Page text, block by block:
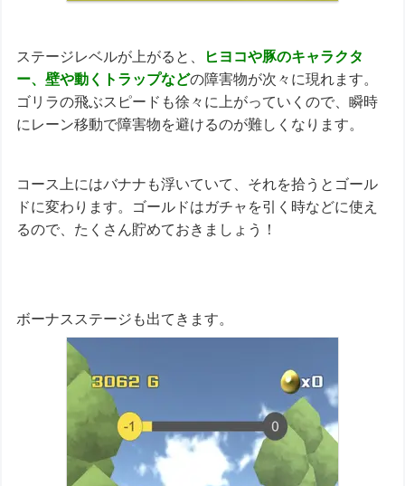
ステージレベルが上がると、
ヒヨコや豚のキャラクタ
ー、壁や動くトラップなどの障害物が次々に現れます。
ゴリラの飛ぶスピードも徐々に上がっていくので、瞬時
にレーン移動で障害物を避けるのが難しくなります。
コース上にはバナナも浮いていて、それを拾うとゴール
ドに変わります。ゴールドはガチャを引く時などに使え
るので、たくさん貯めておきましょう！
ボーナスステージも出てきます。